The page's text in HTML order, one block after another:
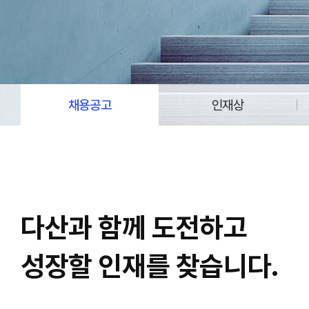
채용공고 인재상
다산과 함께 도전하고
성장할 인재를 찾습니다.